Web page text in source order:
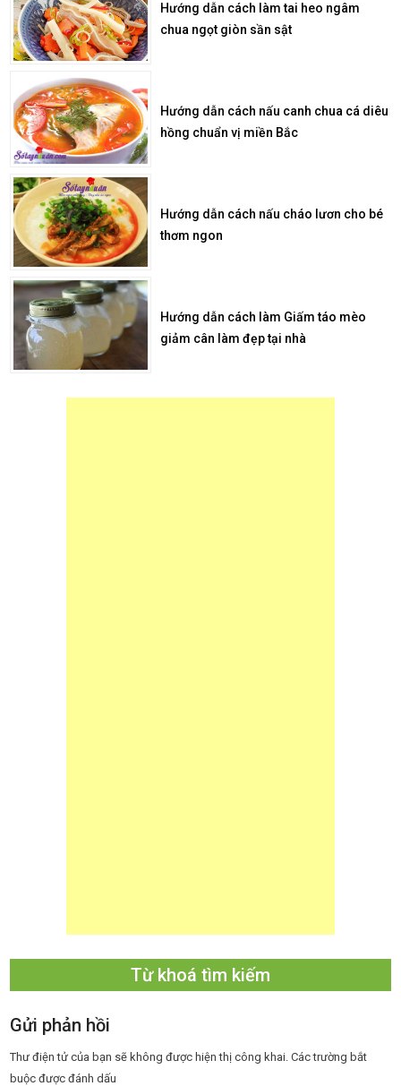
Hướng dẫn cách làm tai heo ngâm
chua ngọt giòn sần sật
Hướng dẫn cách nấu canh chua cá diêu
hồng chuẩn vị miền Bắc
Hướng dẫn cách nấu cháo lươn cho bé
thơm ngon
Hướng dẫn cách làm Giấm táo mèo
giảm cân làm đẹp tại nhà
Từ khoá tìm kiếm
Gửi phản hồi
Thư điện tử của bạn sẽ không được hiện thị công khai. Các trường bắt
buộc được đánh dấu